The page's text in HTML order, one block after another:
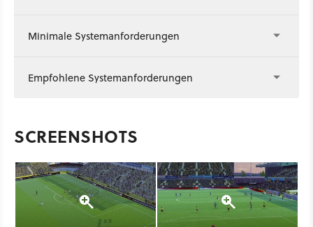
Minimale Systemanforderungen
Empfohlene Systemanforderungen
SCREENSHOTS